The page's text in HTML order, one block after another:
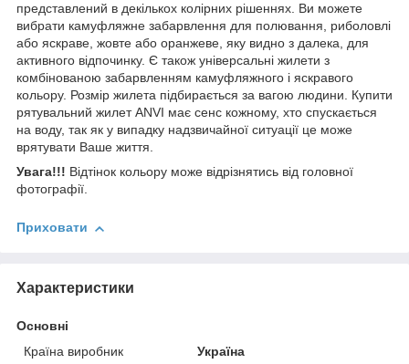
представлений в декількох колірних рішеннях. Ви можете
вибрати камуфляжне забарвлення для полювання, риболовлі
або яскраве, жовте або оранжеве, яку видно з далека, для
активного відпочинку. Є також універсальні жилети з
комбінованою забарвленням камуфляжного і яскравого
кольору. Розмір жилета підбирається за вагою людини. Купити
рятувальний жилет ANVI має сенс кожному, хто спускається
на воду, так як у випадку надзвичайної ситуації це може
врятувати Ваше життя.
Увага!!! Відтінок кольору може відрізнятись від головної
фотографії.
Приховати
Характеристики
Основні
Країна виробник
Україна